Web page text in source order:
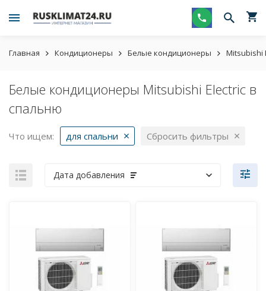
Главная Кондиционеры Белые кондиционеры Mitsubishi
Белые кондиционеры Mitsubishi Electric в
спальню
Что ищем: для спальни Сбросить фильтры
Дата добавления